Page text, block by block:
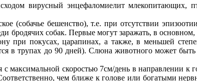
вирусный энцефаломиелит млекопитающих,
бешенство), т.е. при отсутствии
бродячих собак. Первые могут заражать, в
при покусах, царапинах, а также, в меньшей
в трупах до 90 дней). Слюна животного может быть
скоростью 7см/день в направлении к
чем ближе к голове или богатыми